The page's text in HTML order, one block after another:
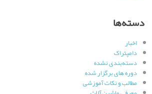
دسته‌ها
اخبار
دامپتراک
دسته‌بندی نشده
دوره های برگزار شده
مطالب و نکات آموزشی